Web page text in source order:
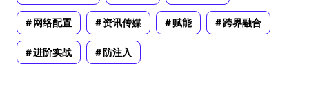
网络配置 资讯传媒 赋能 跨界融合
进阶实战 防注入